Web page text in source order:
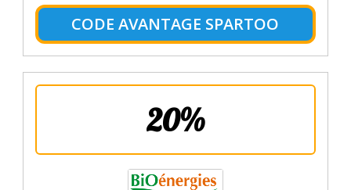
CODE AVANTAGE SPARTOO
20%